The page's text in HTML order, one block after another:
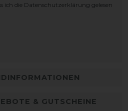
ich die Daten­schutz­erklärung gelesen
& GUTSCHEINE